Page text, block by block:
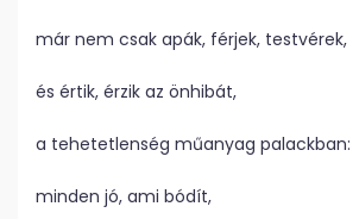
már nem csak apák, férjek, testvérek,
és értik, érzik az önhibát,
a tehetetlenség műanyag palackban:
minden jó, ami bódít,